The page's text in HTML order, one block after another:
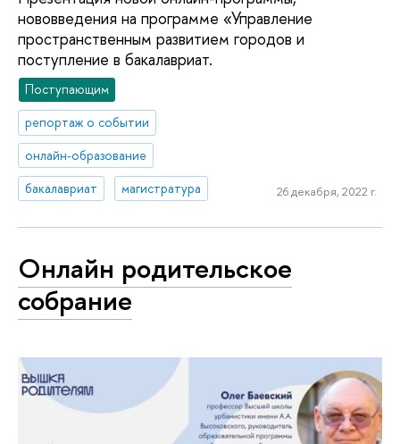
нововведения на программе «Управление
пространственным развитием городов и
поступление в бакалавриат.
Поступающим
репортаж о событии
онлайн-образование
бакалавриат
магистратура 26 декабря, 2022 г.
Онлайн родительское
собрание